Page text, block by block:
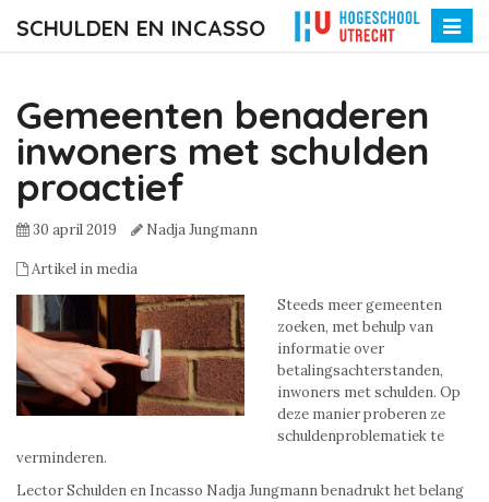
SCHULDEN EN INCASSO
Toggle
Gemeenten benaderen
inwoners met schulden
proactief
30 april 2019 Nadja Jungmann
Artikel in media
Steeds meer gemeenten
zoeken, met behulp van
informatie over
betalingsachterstanden,
inwoners met schulden. Op
deze manier proberen ze
schuldenproblematiek te
verminderen.
Lector Schulden en Incasso Nadja Jungmann benadrukt het belang